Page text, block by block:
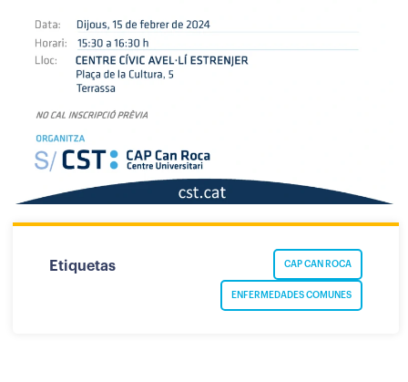
Etiquetas CAP CAN ROCA
ENFERMEDADES COMUNES